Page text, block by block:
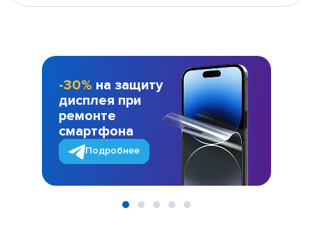
-30% на защиту
дисплея при
ремонте
смартфона
Подробнее